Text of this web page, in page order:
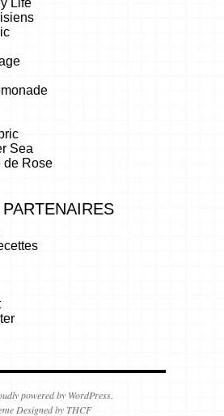
Sea
de Rose
powered by WordPress.
Designed by THCF